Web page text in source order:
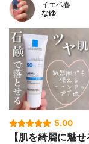
イエベ春
なゆ
5.00
【肌を綺麗に魅